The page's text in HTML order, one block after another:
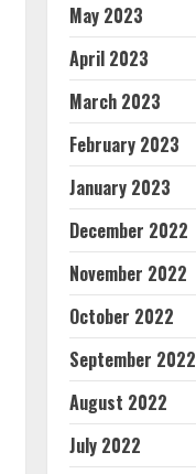
May 2023
April 2023
March 2023
February 2023
January 2023
December 2022
November 2022
October 2022
September 2022
August 2022
July 2022